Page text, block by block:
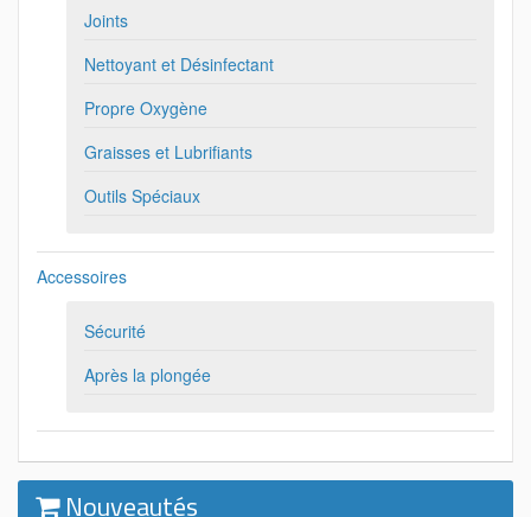
Joints
Nettoyant et Désinfectant
Propre Oxygène
Graisses et Lubrifiants
Outils Spéciaux
Accessoires
Sécurité
Après la plongée
Nouveautés